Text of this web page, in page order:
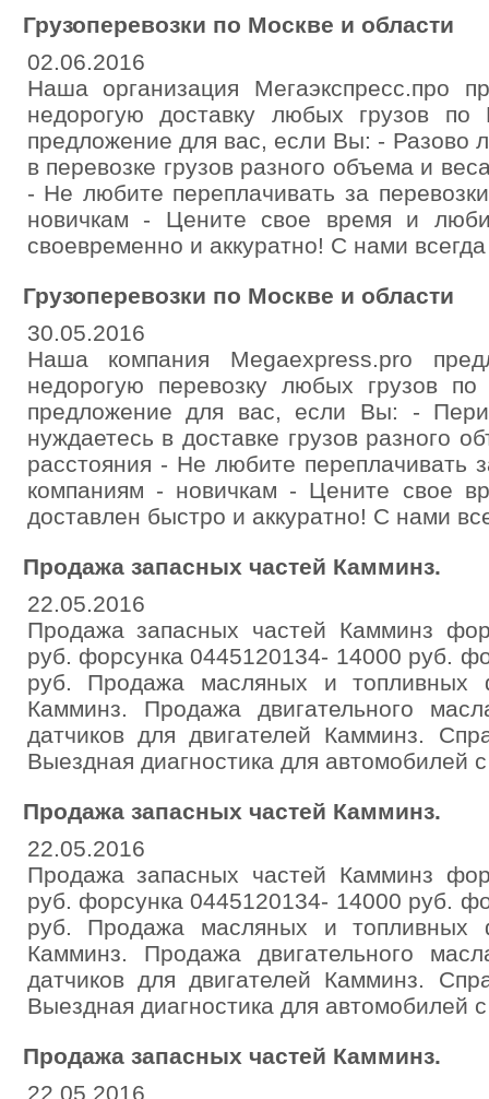
Грузоперевозки по Москве и области
02.06.2016
Наша организация Мегаэкспресс.про
недорогую доставку любых грузов
предложение для вас, если Вы: - Разово
в перевозке грузов разного объема и
- Не любите переплачивать за
новичкам - Цените свое время и
своевременно и аккуратно! С нами
Грузоперевозки по Москве и области
30.05.2016
Наша компания Megaexpress.pro
недорогую перевозку любых грузов
предложение для вас, если Вы: -
нуждаетесь в доставке грузов разного
расстояния - Не любите переплачивать
компаниям - новичкам - Цените свое
доставлен быстро и аккуратно! С нами
Продажа запасных частей Камминз.
22.05.2016
Продажа запасных частей Камминз
руб. форсунка 0445120134- 14000 руб.
руб. Продажа масляных и топливных
Камминз. Продажа двигательного
датчиков для двигателей Камминз.
Выездная диагностика для автомобилей
Продажа запасных частей Камминз.
22.05.2016
Продажа запасных частей Камминз
руб. форсунка 0445120134- 14000 руб.
руб. Продажа масляных и топливных
Камминз. Продажа двигательного
датчиков для двигателей Камминз.
Выездная диагностика для автомобилей
Продажа запасных частей Камминз.
22.05.2016